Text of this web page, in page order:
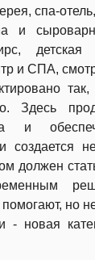
спа-
и
детская
и СПА,
Здесь
и
создается
должен
но
- новая